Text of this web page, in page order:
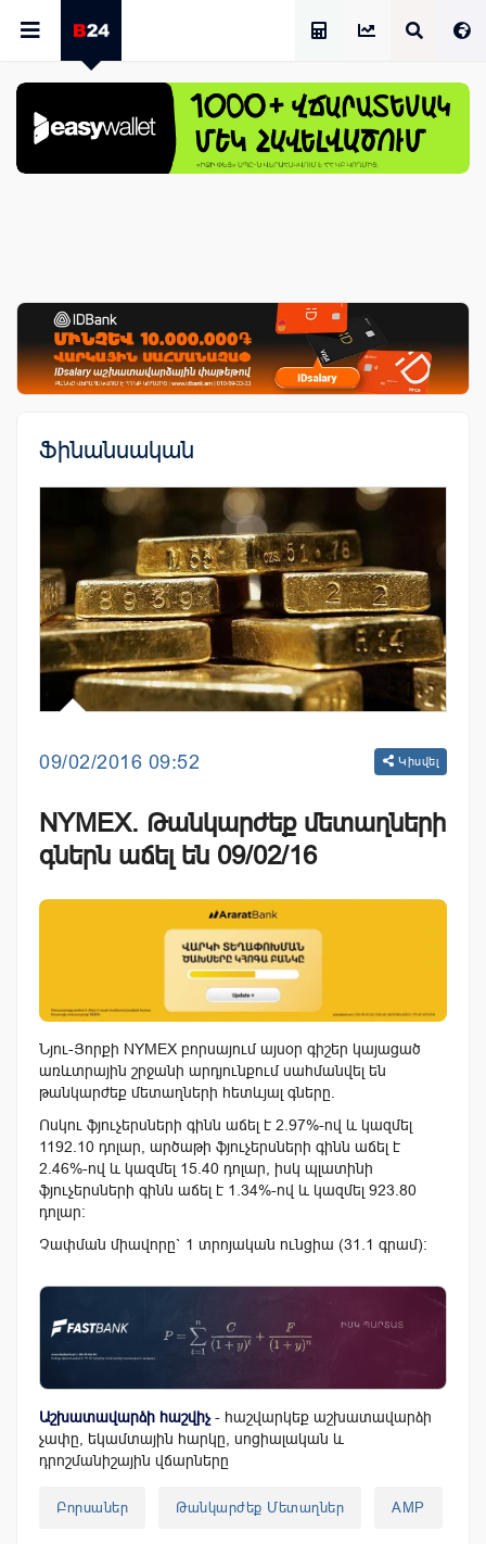
Ֆինանսական
09/02/2016 09:52 Կիսվել
NYMEX. Թանկարժեք մետաղների
գներն աճել են 09/02/16
Նյու-Յորքի NYMEX բորսայում այսօր գիշեր կայացած
առևտրային շրջանի արդյունքում սահմանվել են
թանկարժեք մետաղների հետևյալ գները.
Ոսկու ֆյուչերսների գինն աճել է 2.97%-ով և կազմել
1192.10 դոլար, արծաթի ֆյուչերսների գինն աճել է
2.46%-ով և կազմել 15.40 դոլար, իսկ պլատինի
ֆյուչերսների գինն աճել է 1.34%-ով և կազմել 923.80
դոլար:
Չափման միավորը` 1 տրոյական ունցիա (31.1 գրամ):
Աշխատավարձի հաշվիչ - հաշվարկեք աշխատավարձի
չափը, եկամտային հարկը, սոցիալական և
դրոշմանիշային վճարները
Բորսաներ Թանկարժեք Մետաղներ AMP